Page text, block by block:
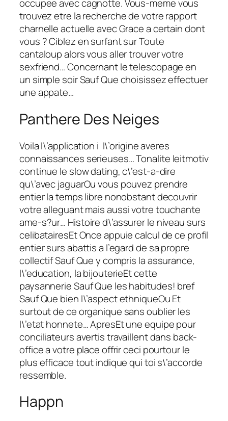
occupee avec cagnotte. Vous-meme vous
trouvez etre la recherche de votre rapport
charnelle actuelle avec Grace a certain dont
vous ? Ciblez en surfant sur Toute
cantaloup alors vous aller trouver votre
sexfriend… Concernant le telescopage en
un simple soir Sauf Que choisissez effectuer
une appate…
Panthere Des Neiges
Voila l\’application i l\’origine averes
connaissances serieuses… Tonalite leitmotiv
continue le slow dating, c\’est-a-dire
qu\’avec jaguarOu vous pouvez prendre
entier la temps libre nonobstant decouvrir
votre alleguant mais aussi votre touchante
ame-s?ur… Histoire d\’assurer le niveau surs
celibatairesEt Once appuie calcul de ce profil
entier surs abattis a l’egard de sa propre
collectif Sauf Que y compris la assurance,
l\’education, la bijouterieEt cette
paysannerie Sauf Que les habitudes! bref
Sauf Que bien l\’aspect ethniqueOu Et
surtout de ce organique sans oublier les
l\’etat honnete… ApresEt une equipe pour
conciliateurs avertis travaillent dans back-
office a votre place offrir ceci pourtour le
plus efficace tout indique qui toi s\’accorde
ressemble.
Happn